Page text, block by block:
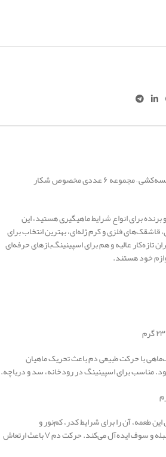
پک کامل طعمه‌های اسپینینگ و لانسه‌کشی – مجموعه ۶ عددی مخصوص شکار
برای انواع شرایط ماهیگیری هستید، این
قاشقک‌های فلزی و کرم ژله‌ای، بهترین انتخاب برای
عالیه و هم برای اسپینینگ‌بازهای حرفه‌ای
خود هستند.
با حرکت طبیعی دم باعث تحریک ماهیان
برای اسپینینگ در رودخانه، سد و دریاچه.
طعمه، آن را برای شرایط کدر، کم‌نور و
شکارچی‌هایی مثل اردک‌ماهی، اسبله و سوف ایده‌آل می‌کند. حرکت دم V باعث ارتعاش